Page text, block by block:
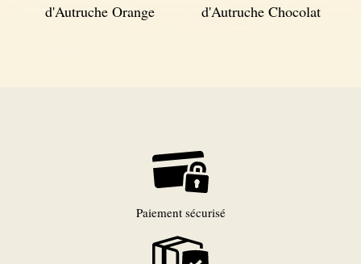
d'Autruche Orange
d'Autruche Chocolat
Paiement sécurisé